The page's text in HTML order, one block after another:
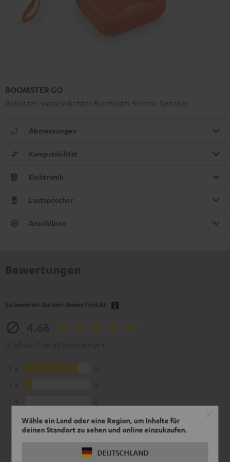
Wähle ein Land oder eine Region, um Inhalte für
deinen Standort zu sehen und online einzukaufen.
DEUTSCHLAND
BOOMSTER GO
Robuster, wasserdichter Bluetooth-Stereo-Speaker
Abmessungen
Kompatibilität
Elektronik
Lautsprecher
Anschlüsse
So bewerten Kunden dieses Produkt
0
2